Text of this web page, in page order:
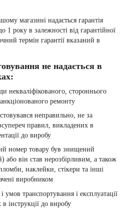
магазині надається гарантія
1 року в залежності від гарантійної
термін гарантії вказаний в
не надається в
некваліфікованого, стороннього
ремонту
неправильно, не за
правил, викладених в
до виробу
номер товару був знищений
або він став нерозбірливим, а також
наклейки, стікери та інші
виробником
транспортування і експлуатації
інструкції до виробу